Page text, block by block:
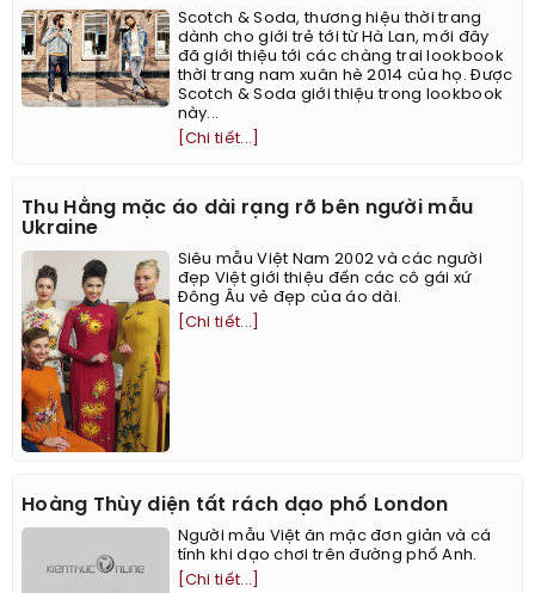
Scotch & Soda, thương hiệu thời trang
dành cho giới trẻ tới từ Hà Lan, mới đây
đã giới thiệu tới các chàng trai lookbook
thời trang nam xuân hè 2014 của họ. Được
Scotch & Soda giới thiệu trong lookbook
này...
[Chi tiết...]
Thu Hằng mặc áo dài rạng rỡ bên người mẫu
Ukraine
Siêu mẫu Việt Nam 2002 và các người
đẹp Việt giới thiệu đến các cô gái xứ
Đông Âu vẻ đẹp của áo dài.
[Chi tiết...]
Hoàng Thùy diện tất rách dạo phố London
Người mẫu Việt ăn mặc đơn giản và cá
tính khi dạo chơi trên đường phố Anh.
[Chi tiết...]